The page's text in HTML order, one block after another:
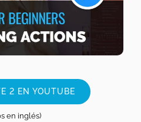
2 EN YOUTUBE
en inglés)